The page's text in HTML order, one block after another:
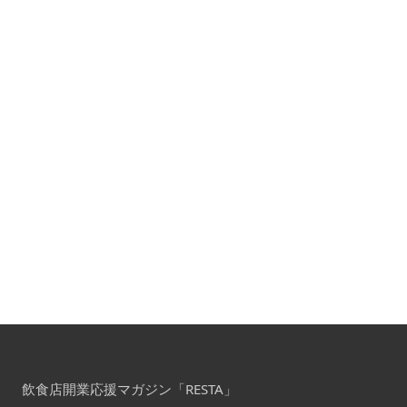
飲食店開業応援マガジン「RESTA」